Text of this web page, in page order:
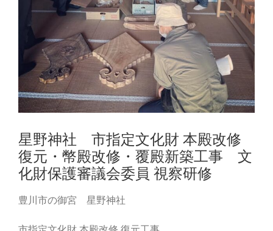
星野神社 市指定文化財 本殿改修
復元・幣殿改修・覆殿新築工事 文
化財保護審議会委員 視察研修
豊川市の御宮 星野神社